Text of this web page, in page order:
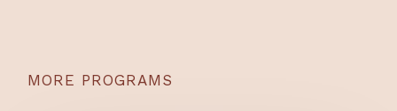
MORE PROGRAMS